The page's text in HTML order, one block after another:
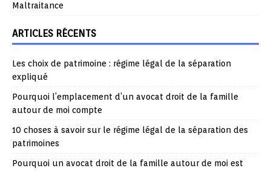
Maltraitance
ARTICLES RÉCENTS
Les choix de patrimoine : régime légal de la séparation
expliqué
Pourquoi l’emplacement d’un avocat droit de la famille
autour de moi compte
10 choses à savoir sur le régime légal de la séparation des
patrimoines
Pourquoi un avocat droit de la famille autour de moi est